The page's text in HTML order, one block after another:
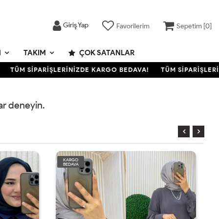
Giriş Yap Favorilerim Sepetim [0]
TAKIM ÇOK SATANLAR
TÜM SİPARİŞLERİNİZDE KARGO BEDAVA! TÜM
deneyin.
KARGO
BEDAVA